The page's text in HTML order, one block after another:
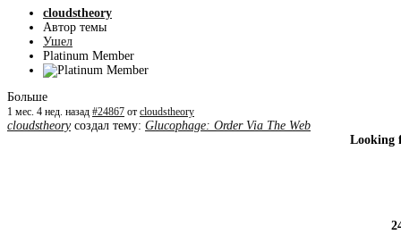
cloudstheory
Автор темы
Ушел
Platinum Member
Больше
1 мес. 4 нед. назад #24867 от cloudstheory
cloudstheoryсоздал тему: Glucophage: Order Via The Web
Looking